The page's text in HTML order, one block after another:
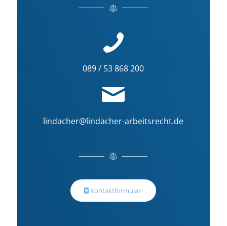
089 / 53 868 200
lindacher@lindacher-arbeitsrecht.de
Kontaktformular